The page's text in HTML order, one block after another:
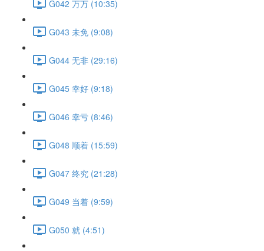
G042 万万 (10:35)
G043 未免 (9:08)
G044 无非 (29:16)
G045 幸好 (9:18)
G046 幸亏 (8:46)
G048 顺着 (15:59)
G047 终究 (21:28)
G049 当着 (9:59)
G050 就 (4:51)